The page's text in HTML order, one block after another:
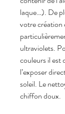
laque…). De
votre création
ultraviolets.
couleurs il est
l’exposer
soleil. Le
chiffon doux.